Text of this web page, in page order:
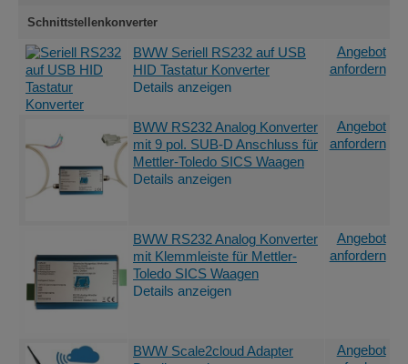
Schnittstellenkonverter
BWW Seriell RS232 auf USB
HID Tastatur Konverter
Details anzeigen
Angebot
anfordern
BWW RS232 Analog Konverter
mit 9 pol. SUB-D Anschluss für
Mettler-Toledo SICS Waagen
Details anzeigen
Angebot
anfordern
BWW RS232 Analog Konverter
mit Klemmleiste für Mettler-
Toledo SICS Waagen
Details anzeigen
Angebot
anfordern
BWW Scale2cloud Adapter
Angebot